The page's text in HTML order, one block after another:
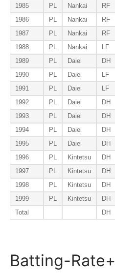
1985
PL Nankai RF
1986
PL Nankai RF
1987
PL Nankai RF
1988
PL Nankai LF
1989
PL Daiei DH
1990
PL Daiei LF
1991
PL Daiei LF
1992
PL Daiei DH
1993
PL Daiei DH
1994
PL Daiei DH
1995
PL Daiei DH
1996
PL Kintetsu DH
1997
PL Kintetsu DH
1998
PL Kintetsu DH
1999
PL Kintetsu DH
Total
DH
Batting-Rate+